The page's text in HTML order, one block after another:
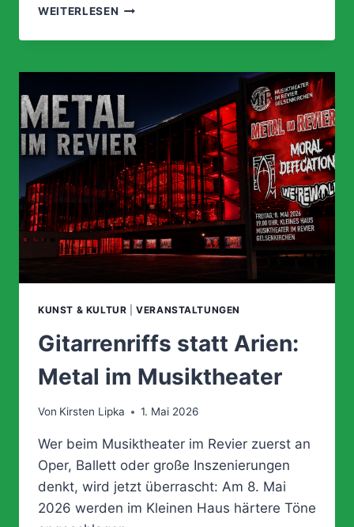
WEITERLESEN FIDENA-
ZU
IM
FIGURENTHEATER
ZWISCHEN
BÜROALLTAG
UND
WELTUNTERGANG
KUNST & KULTUR |VERANSTALTUNGEN
Gitarrenriffs statt Arien:
Metal im Musiktheater
Von Kirsten Lipka 1. Mai 2026
Wer beim Musiktheater im Revier zuerst an
Oper, Ballett oder große Inszenierungen
denkt, wird jetzt überrascht: Am 8. Mai
2026 werden im Kleinen Haus härtere Töne